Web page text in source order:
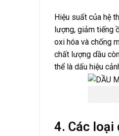
Hiệu suất của hệ
lượng, giảm tiếng
oxi hóa và chống
chất lượng dầu
thể là dấu hiệu
4. Các loại